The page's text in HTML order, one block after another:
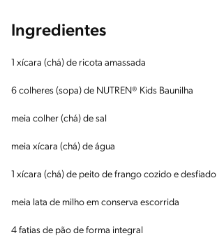
Ingredientes
1 xícara (chá) de ricota amassada
6 colheres (sopa) de NUTREN® Kids Baunilha
meia colher (chá) de sal
meia xícara (chá) de água
1 xícara (chá) de peito de frango cozido e desfiado
meia lata de milho em conserva escorrida
4 fatias de pão de forma integral